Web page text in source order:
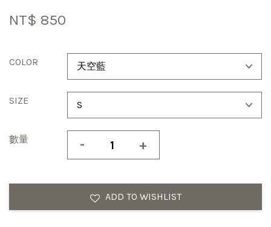
NT$ 850
COLOR
SIZE
數量 - +
ADD TO WISHLIST